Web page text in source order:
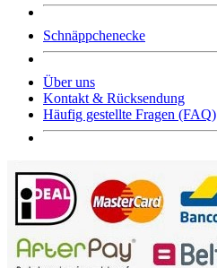
Schnäppchenecke
Über uns
Kontakt & Rücksendung
Häufig gestellte Fragen (FAQ)